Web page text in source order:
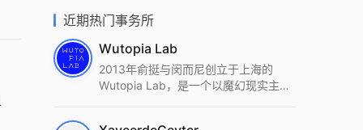
近期热门事务所
Wutopia Lab
2013年俞挺与闵而尼创立于上海的
Wutopia Lab，是一个以魔幻现实主